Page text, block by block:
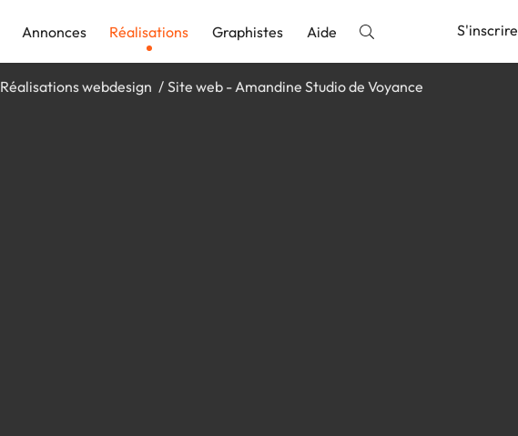
Annonces Réalisations Graphistes Aide S'inscrire
Réalisations webdesign Site web - Amandine Studio de Voyance